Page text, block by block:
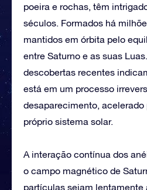
poeira e rochas, têm
séculos. Formados há
mantidos em órbita pelo
entre Saturno e as suas
descobertas recentes
está em um processo
desaparecimento,
próprio sistema solar.
A interação contínua dos
o campo magnético de
partículas sejam lentamente